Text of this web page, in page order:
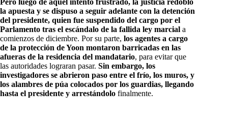
Pero luego de aquel intento frustrado, la justicia redobló
la apuesta y se dispuso a seguir adelante con la detención
del presidente, quien fue suspendido del cargo por el
Parlamento tras el escándalo de la fallida ley marcial a
comienzos de diciembre. Por su parte, los agentes a cargo
de la protección de Yoon montaron barricadas en las
afueras de la residencia del mandatario, para evitar que
las autoridades lograran pasar. Sin embargo, los
investigadores se abrieron paso entre el frío, los muros, y
los alambres de púa colocados por los guardias, llegando
hasta el presidente y arrestándolo finalmente.